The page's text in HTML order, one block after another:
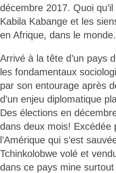
décembre 2017. Quoi
Kabila Kabange et les
en Afrique, dans le monde.
Arrivé à la tête d’un pays
les fondamentaux
par son entourage après
d’un enjeu diplomatique
Des élections en
dans deux mois! Excédée
l’Amérique qui s’est
Tchinkolobwe volé et
dans ce pays mine